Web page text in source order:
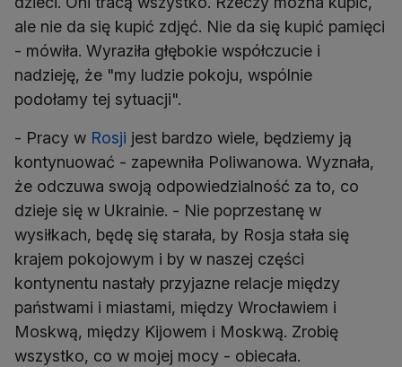
ale nie da się kupić zdjęć. Nie da się kupić pamięci
- mówiła. Wyraziła głębokie współczucie i
nadzieję, że "my ludzie pokoju, wspólnie
podołamy tej sytuacji".
- Pracy w Rosji jest bardzo wiele, będziemy ją
kontynuować - zapewniła Poliwanowa. Wyznała,
że odczuwa swoją odpowiedzialność za to, co
dzieje się w Ukrainie. - Nie poprzestanę w
wysiłkach, będę się starała, by Rosja stała się
krajem pokojowym i by w naszej części
kontynentu nastały przyjazne relacje między
państwami i miastami, między Wrocławiem i
Moskwą, między Kijowem i Moskwą. Zrobię
wszystko, co w mojej mocy - obiecała.